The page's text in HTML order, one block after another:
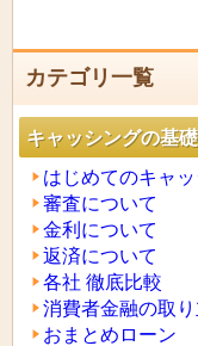
カテゴリ一覧
キャッシングの基礎
はじめてのキャ
審査について
金利について
返済について
各社 徹底比較
消費者金融の取り
おまとめローン